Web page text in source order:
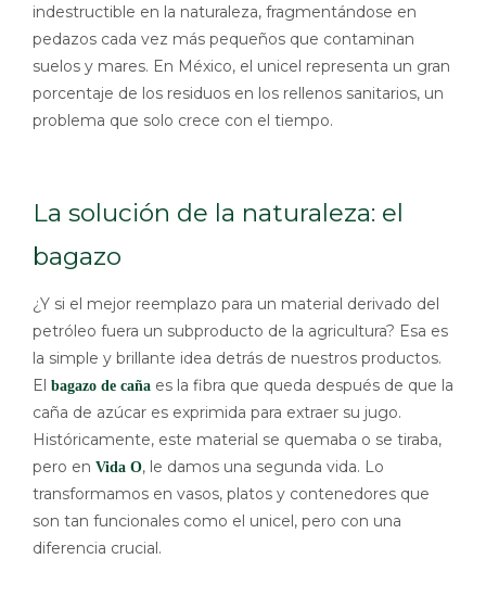
indestructible en la naturaleza, fragmentándose en
pedazos cada vez más pequeños que contaminan
suelos y mares. En México, el unicel representa un gran
porcentaje de los residuos en los rellenos sanitarios, un
problema que solo crece con el tiempo.
La solución de la naturaleza: el
bagazo
¿Y si el mejor reemplazo para un material derivado del
petróleo fuera un subproducto de la agricultura? Esa es
la simple y brillante idea detrás de nuestros productos.
El bagazo de caña es la fibra que queda después de que la
caña de azúcar es exprimida para extraer su jugo.
Históricamente, este material se quemaba o se tiraba,
pero en Vida O, le damos una segunda vida. Lo
transformamos en vasos, platos y contenedores que
son tan funcionales como el unicel, pero con una
diferencia crucial.